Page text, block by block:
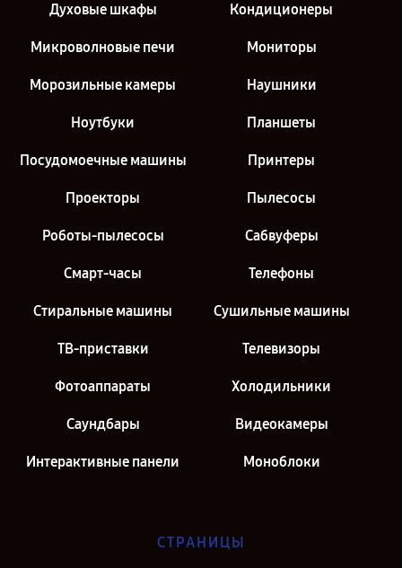
Духовые шкафы Кондиционеры
Микроволновые печи Мониторы
Морозильные камеры Наушники
Ноутбуки Планшеты
Посудомоечные машины Принтеры
Проекторы Пылесосы
Роботы-пылесосы Сабвуферы
Смарт-часы Телефоны
Стиральные машины Сушильные машины
ТВ-приставки Телевизоры
Фотоаппараты Холодильники
Саундбары Видеокамеры
Интерактивные панели Моноблоки
СТРАНИЦЫ